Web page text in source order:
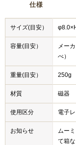
仕様
サイズ(目安）
容量(目安）
メー
べ）
重量(目安） 250g
材質 磁器
使用区分 電子
お知らせ
ムー
て箱